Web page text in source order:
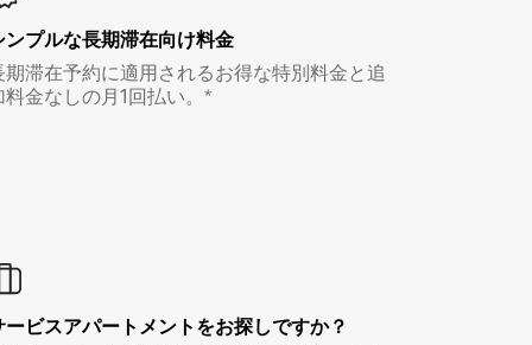
ンプルな長期滞在向け料金
期滞在予約に適用されるお得な特別料金と追
料金なしの月1回払い。*
ービスアパートメントをお探しですか？